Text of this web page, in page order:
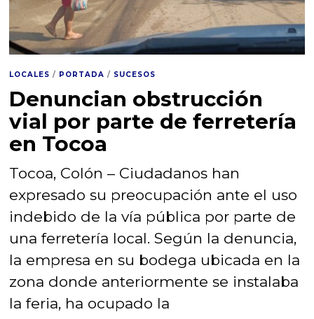
LOCALES / PORTADA / SUCESOS
Denuncian obstrucción
vial por parte de ferretería
en Tocoa
Tocoa, Colón – Ciudadanos han
expresado su preocupación ante el uso
indebido de la vía pública por parte de
una ferretería local. Según la denuncia,
la empresa en su bodega ubicada en la
zona donde anteriormente se instalaba
la feria, ha ocupado la